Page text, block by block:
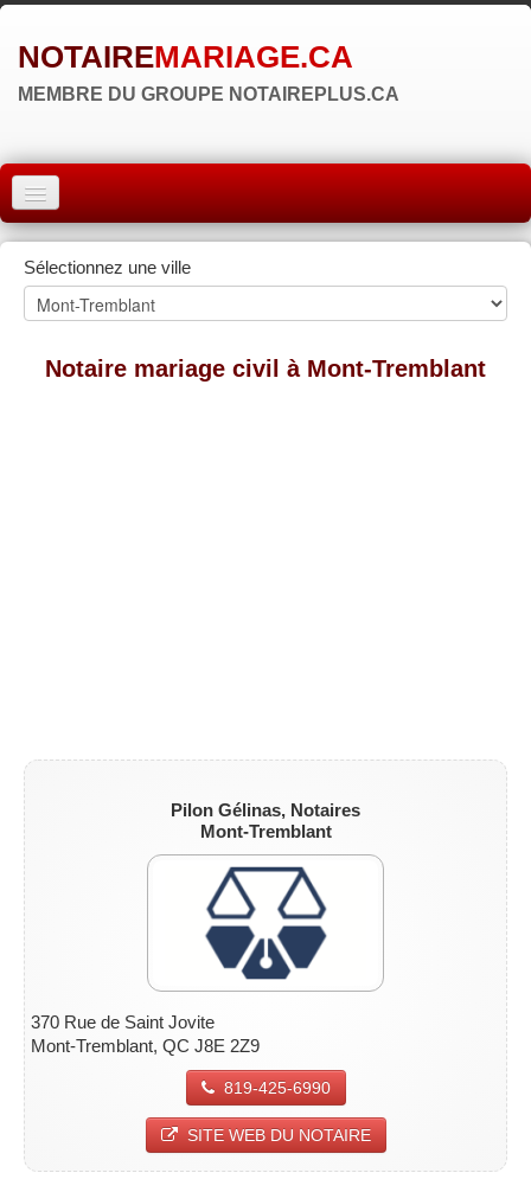
NOTAIREMARIAGE.CA
MEMBRE DU GROUPE NOTAIREPLUS.CA
ACCUEIL
MONTRÉAL
QUÉBEC
LAVAL
Sélectionnez une ville
Notaire mariage civil à Mont-Tremblant
Pilon Gélinas, Notaires
Mont-Tremblant
370 Rue de Saint Jovite
Mont-Tremblant, QC J8E 2Z9
819-425-6990
SITE WEB DU NOTAIRE